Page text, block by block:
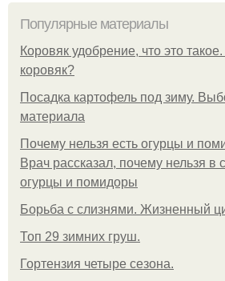
Популярные материалы
Коровяк удобрение, что это
коровяк?
Посадка картофель под зиму.
материала
Почему нельзя есть огурцы и
Врач рассказал, почему нельзя в
огурцы и помидоры
Борьба с слизнями. Жизненный
Топ 29 зимних груш.
Гортензия четыре сезона.